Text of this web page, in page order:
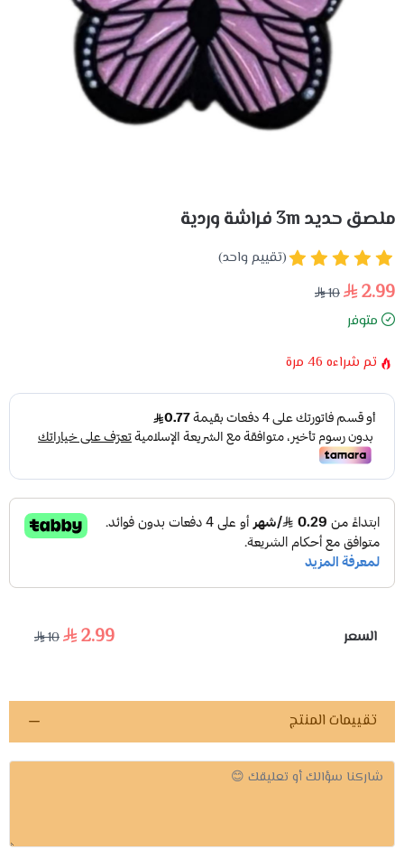
ملصق حديد 3m فراشة وردية
(تقييم واحد)
2.99
10
متوفر
تم شراءه 46 مرة
السعر 2.99
10
تقييمات المنتج